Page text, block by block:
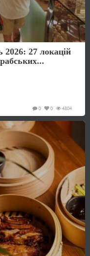
2026: 27 локацій
4804
0
0